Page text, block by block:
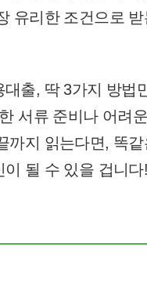
유리한 조건으로
출, 딱 3가지 방법
서류 준비나 어려
까지 읽는다면, 똑
될 수 있을 겁니다!